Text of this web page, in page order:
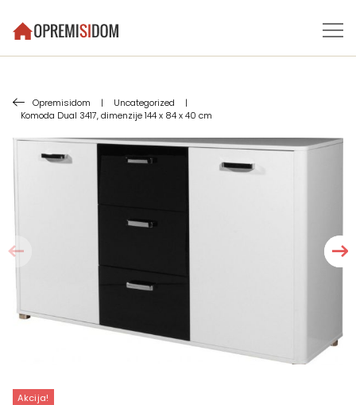
Opremisidom | Uncategorized
|
Komoda Dual 3417, dimenzije 144 x 84 x 40 cm
Akcija!